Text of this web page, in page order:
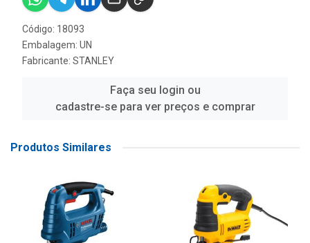
Código: 18093
Embalagem: UN
Fabricante: STANLEY
Faça seu login ou
cadastre-se para ver preços e comprar
Produtos Similares